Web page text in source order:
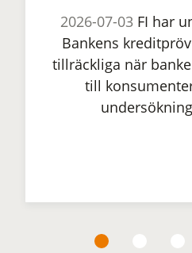
2026-07-03 FI har
Bankens
tillräckliga när
till